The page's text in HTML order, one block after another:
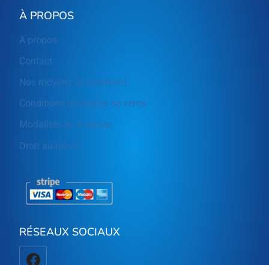
À PROPOS
A propos
Contact
Nos moyens de paiement
Conditions générales de vente
Modalités de livraison
Droit au retour
RÉSEAUX SOCIAUX